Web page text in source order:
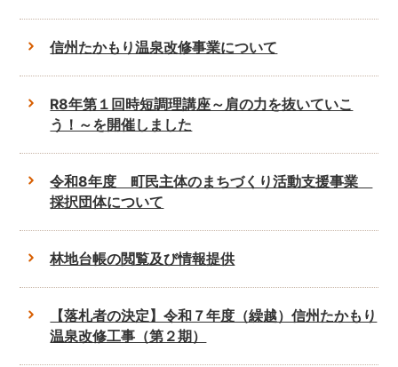
信州たかもり温泉改修事業について
R8年第１回時短調理講座～肩の力を抜いていこ
う！～を開催しました
令和8年度 町民主体のまちづくり活動支援事業
採択団体について
林地台帳の閲覧及び情報提供
【落札者の決定】令和７年度（繰越）信州たかもり
温泉改修工事（第２期）